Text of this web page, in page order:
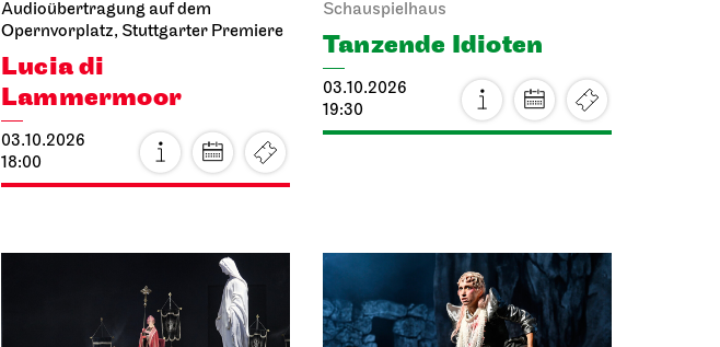
Audioübertragung auf dem
Opernvorplatz, Stuttgarter Premiere
Lucia di
Lammermoor
03.10.2026
18:00
Schauspielhaus
Tanzende Idioten
03.10.2026
19:30